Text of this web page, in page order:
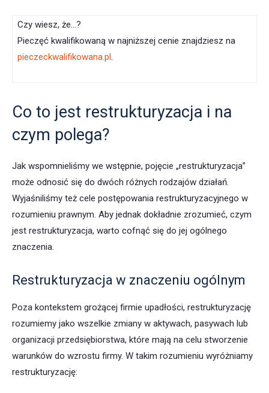
Czy wiesz, że…?
Pieczęć kwalifikowaną w najniższej cenie znajdziesz na
pieczeckwalifikowana.pl .
Co to jest restrukturyzacja i na
czym polega?
Jak wspomnieliśmy we wstępnie, pojęcie „restrukturyzacja”
może odnosić się do dwóch różnych rodzajów działań.
Wyjaśniliśmy też cele postępowania restrukturyzacyjnego w
rozumieniu prawnym. Aby jednak dokładnie zrozumieć, czym
jest restrukturyzacja, warto cofnąć się do jej ogólnego
znaczenia.
Restrukturyzacja w znaczeniu ogólnym
Poza kontekstem grożącej firmie upadłości, restrukturyzację
rozumiemy jako wszelkie zmiany w aktywach, pasywach lub
organizacji przedsiębiorstwa, które mają na celu stworzenie
warunków do wzrostu firmy. W takim rozumieniu wyróżniamy
restrukturyzację: